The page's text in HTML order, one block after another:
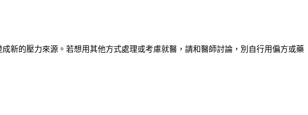
新的壓力來源。若想用其他方式處理或考慮就醫，請和醫師討論，別自行用偏方或藥